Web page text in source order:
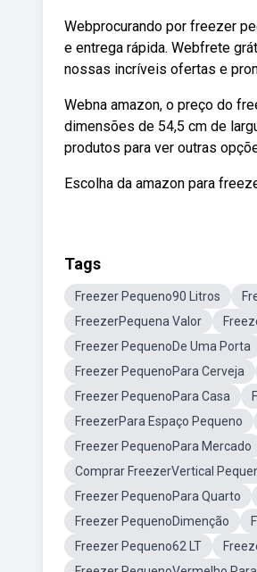
Webprocurando por freezer
e entrega rápida. Webfrete
nossas incríveis ofertas e
Webna amazon, o preço do
dimensões de 54,5 cm de
produtos para ver outras
Escolha da amazon para
Tags
Freezer Pequeno90 Litros
FreezerPequena Valor
Freezer PequenoDe Uma Porta
Freezer PequenoPara Cerveja
Freezer PequenoPara Casa
FreezerPara Espaço Pequeno
Freezer PequenoPara Mercado
Comprar FreezerVertical
Freezer PequenoPara Quarto
Freezer PequenoDimenção
Freezer Pequeno62 LT